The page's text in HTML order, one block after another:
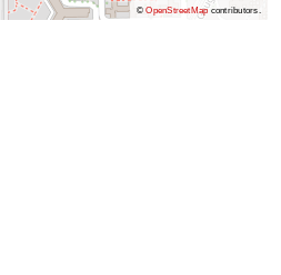
©OpenStreetMapcontributors.